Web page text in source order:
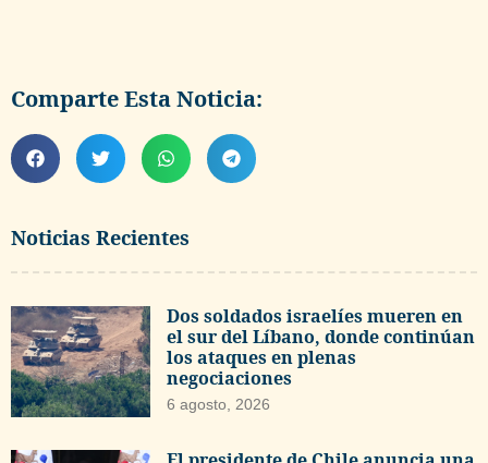
Noticias Recientes
Dos soldados israelíes mueren en
el sur del Líbano, donde continúan
los ataques en plenas
negociaciones
6 agosto, 2026
Comparte Esta Noticia: